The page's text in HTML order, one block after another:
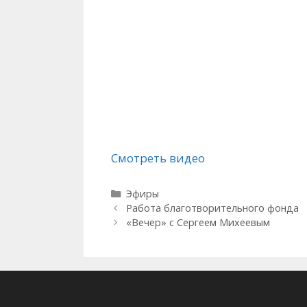
Смотреть видео
Рубрики
Эфиры
Работа благотворительного фонда
«Вечер» с Сергеем Михеевым